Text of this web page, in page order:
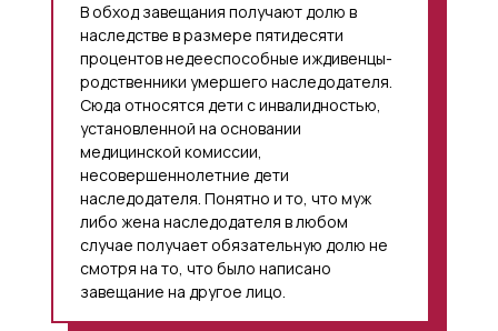
В обход завещания получают долю в
наследстве в размере пятидесяти
процентов недееспособные иждивенцы-
родственники умершего наследодателя.
Сюда относятся дети с инвалидностью,
установленной на основании
медицинской комиссии,
несовершеннолетние дети
наследодателя. Понятно и то, что муж
либо жена наследодателя в любом
случае получает обязательную долю не
смотря на то, что было написано
завещание на другое лицо.